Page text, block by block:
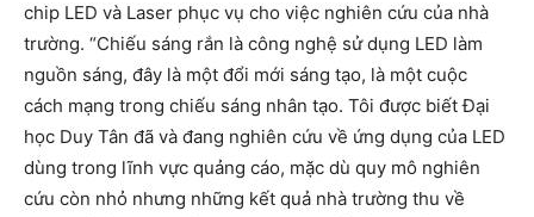
chip LED và Laser phục vụ cho việc nghiên cứu của nhà
trường. “Chiếu sáng rắn là công nghệ sử dụng LED làm
nguồn sáng, đây là một đổi mới sáng tạo, là một cuộc
cách mạng trong chiếu sáng nhân tạo. Tôi được biết Đại
học Duy Tân đã và đang nghiên cứu về ứng dụng của LED
dùng trong lĩnh vực quảng cáo, mặc dù quy mô nghiên
cứu còn nhỏ nhưng những kết quả nhà trường thu về